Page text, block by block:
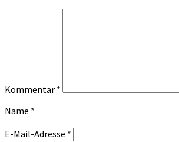
Kommentar *
Name *
E-Mail-Adresse *